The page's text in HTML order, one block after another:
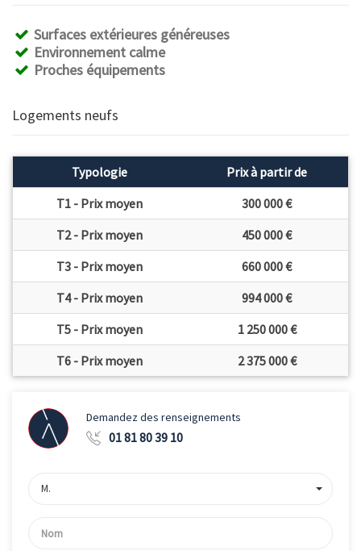
Surfaces extérieures généreuses
Environnement calme
Proches équipements
Logements neufs
Typologie
Prix à partir de
T1 - Prix moyen
300 000 €
T2 - Prix moyen
450 000 €
T3 - Prix moyen
660 000 €
T4 - Prix moyen
994 000 €
T5 - Prix moyen
1 250 000 €
T6 - Prix moyen
2 375 000 €
Demandez des renseignements
01 81 80 39 10
M.